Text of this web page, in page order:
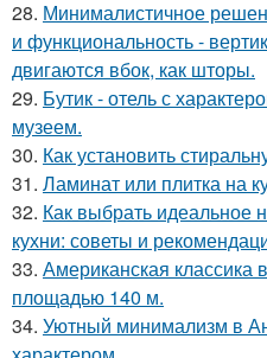
28. Минималистичное
и функциональность -
двигаются вбок, как шторы.
29. Бутик - отель с
музеем.
30. Как установить
31. Ламинат или плитка на
32. Как выбрать идеальное
кухни: советы и
33. Американская классика
площадью 140 м.
34. Уютный минимализм в